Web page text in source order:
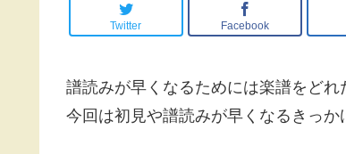
Twitter Facebook
譜読みが早くなるためには楽譜をどれ
今回は初見や譜読みが早くなるきっか